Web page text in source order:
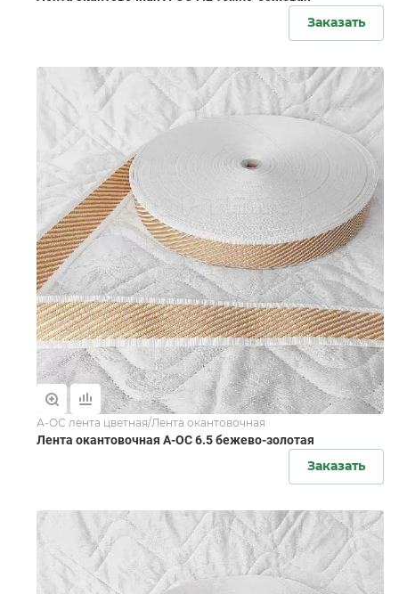
Заказать
А-ОС лента цветная/Лента окантовочная
Лента окантовочная А-ОС 6.5 бежево-золотая
Заказать